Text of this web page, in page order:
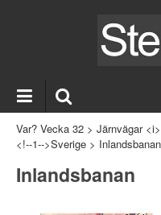
Var? Vecka 32 > Järnvägar
<!--1-->Sverige > Inlandsbanan
Inlandsbanan